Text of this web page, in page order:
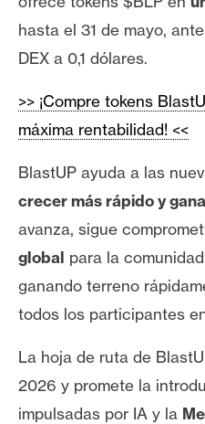
m
a
s
R
e
c
u
r
s
o
s
o
n
t
hasta el 31 de mayo,
DEX a 0,1 dólares.
>> ¡Compre tokens
máxima rentabilidad! <<
BlastUP ayuda a las
crecer más rápido y
avanza, sigue
global para la
ganando terreno
todos los participantes
La hoja de ruta de
2026 y promete la
impulsadas por IA y la